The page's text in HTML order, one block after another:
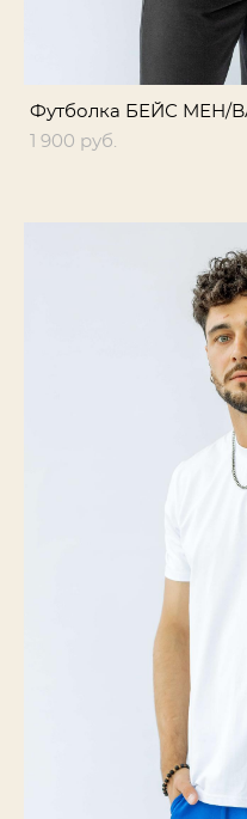
Футболка БЕЙС МЕН/
1 900 pуб.